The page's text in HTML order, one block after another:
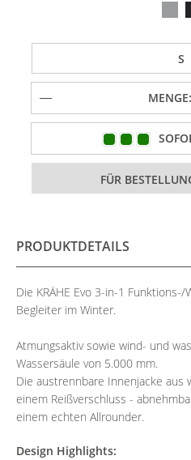
MENGE:
PRODUKTDETAILS
Die KRÄHE Evo 3-in-1
Begleiter im Winter.
Atmungsaktiv sowie wind- und
Wassersäule von 5.000 mm.
Die austrennbare Innenjacke aus
einem Reißverschluss -
einem echten Allrounder.
Design Highlights: